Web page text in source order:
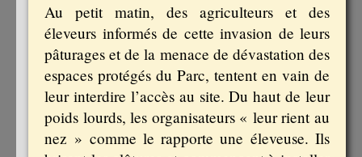
Au petit matin, des agriculteurs et des
éleveurs informés de cette invasion de leurs
pâturages et de la menace de dévastation des
espaces protégés du Parc, tentent en vain de
leur interdire l’accès au site. Du haut de leur
poids lourds, les organisateurs « leur rient au
nez » comme le rapporte une éleveuse. Ils